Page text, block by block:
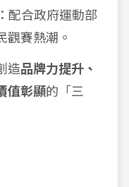
：配合政府運動部
觀賽熱潮。
造品牌力提升、
值彰顯的「三